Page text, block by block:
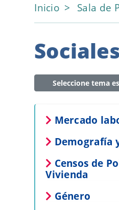
Inicio Sala de
Sociales
Seleccione tema
Mercado
Demografía
Censos de
Vivienda
Género